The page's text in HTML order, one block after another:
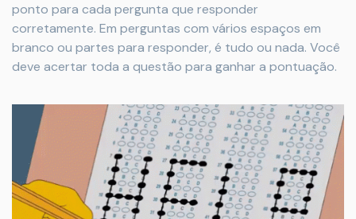
ponto para cada pergunta que responder
corretamente. Em perguntas com vários espaços em
branco ou partes para responder, é tudo ou nada. Você
deve acertar toda a questão para ganhar a pontuação.